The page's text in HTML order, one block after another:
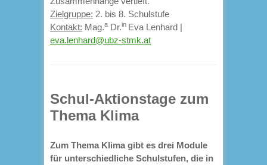
Zielgruppe: 2. bis 8. Schulstufe
Kontakt: Mag.a Dr.in Eva Lenhard |
eva.lenhard@ubz-stmk.at
Schul-Aktionstage zum
Thema Klima
Zum Thema Klima gibt es drei Module
für unterschiedliche Schulstufen, die in